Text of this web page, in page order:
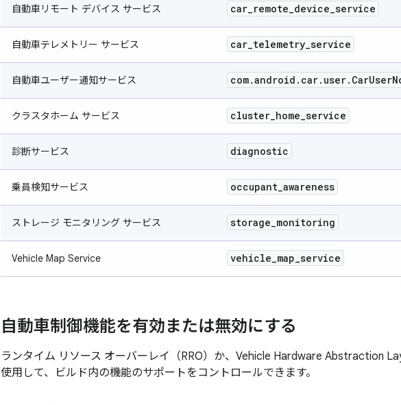
自動車リモート デバイス サービス car_remote_device_service
自動車テレメトリー サービス car_telemetry_service
自動車ユーザー通知サービス com.android . car. user. CarUser
クラスタホーム サービス cluster_home_service
診断サービス diagnostic
乗員検知サービス occupant_awareness
ストレージ モニタリング サービス storage_monitoring
Vehicle Map Service vehicle_map_service
自動車制御機能を有効または無効にする
ランタイム リソース オーバーレイ（RRO）か、Vehicle Hardware Abstraction
使用して、ビルド内の機能のサポートをコントロールできます。